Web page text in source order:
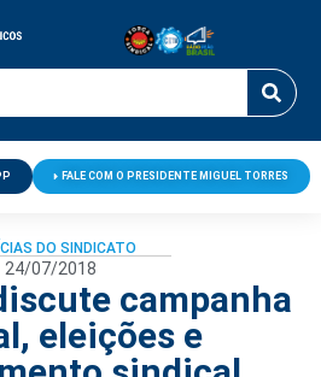
FALE COM O PRESIDENTE MIGUEL TORRES
DO SINDICATO
24/07/2018
campanha
eleições e